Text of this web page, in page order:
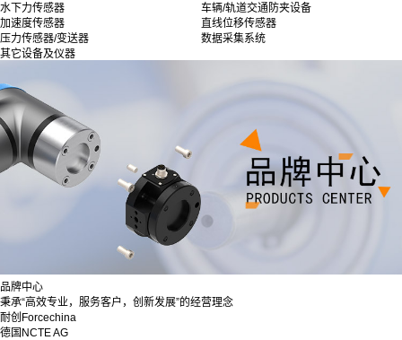
水下力传感器
车辆/轨道交通防夹设备
加速度传感器
直线位移传感器
压力传感器/变送器
数据采集系统
其它设备及仪器
品牌中心
秉承“高效专业，服务客户，创新发展”的经营理念
耐创Forcechina
德国NCTE AG